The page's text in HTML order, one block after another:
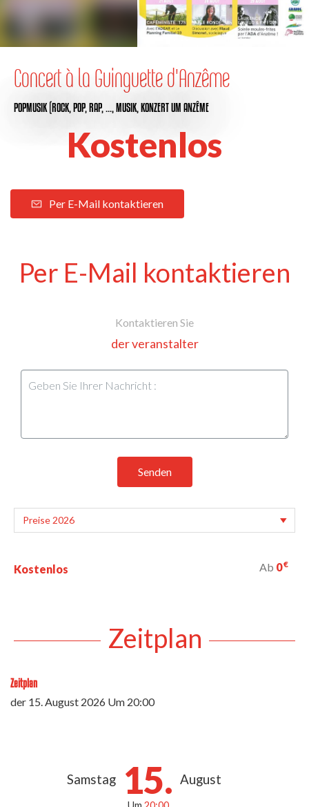
Concert à la Guinguette d'Anzême
POPMUSIK (ROCK, POP, RAP, …,MUSIK,KONZERTUM ANZÊME
Kostenlos
Per E-Mail kontaktieren
Per E-Mail kontaktieren
Kontaktieren Sie
der veranstalter
Senden
Kostenlos Ab 0€
Zeitplan
Zeitplan
der 15. August 2026 Um 20:00
Samstag 15. August